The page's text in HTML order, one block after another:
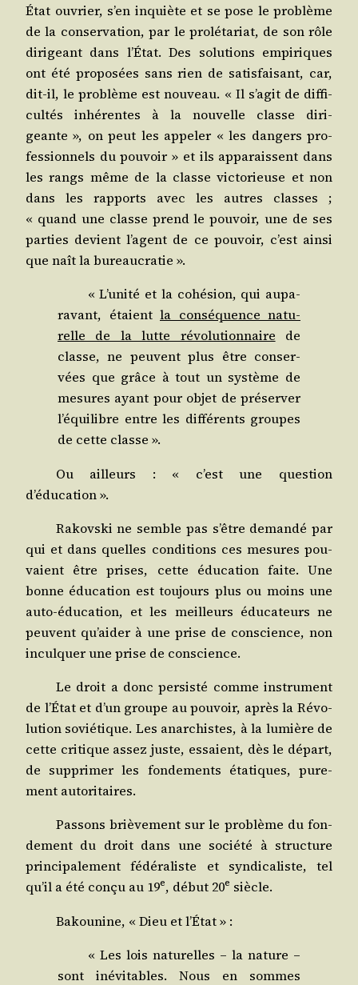
État ouvrier, s’en inquiète et se pose le pro­blème
de la conser­va­tion, par le pro­lé­ta­riat, de son rôle
diri­geant dans l’État. Des solu­tions empi­riques
ont été pro­po­sées sans rien de satis­fai­sant, car,
dit-il, le pro­blème est nou­veau. « Il s’agit de dif­fi­
cul­tés inhé­rentes à la nou­velle classe diri­
geante », on peut les appe­ler « les dan­gers pro­
fes­sion­nels du pou­voir » et ils appa­raissent dans
les rangs même de la classe vic­to­rieuse et non
dans les rap­ports avec les autres classes ;
« quand une classe prend le pou­voir, une de ses
par­ties devient l’agent de ce pou­voir, c’est ain­si
que naît la bureaucratie ».
« L’unité et la cohé­sion, qui aupa­
ra­vant, étaient la consé­quence natu­
relle de la lutte révo­lu­tion­naire de
classe, ne peuvent plus être conser­
vées que grâce à tout un sys­tème de
mesures ayant pour objet de pré­ser­ver
l’équilibre entre les dif­fé­rents groupes
de cette classe ».
Ou ailleurs : « c’est une ques­tion
d’éducation ».
Rakovs­ki ne semble pas s’être deman­dé par
qui et dans quelles condi­tions ces mesures pou­
vaient être prises, cette édu­ca­tion faite. Une
bonne édu­ca­tion est tou­jours plus ou moins une
auto-édu­ca­tion, et les meilleurs édu­ca­teurs ne
peuvent qu’aider à une prise de conscience, non
incul­quer une prise de conscience.
Le droit a donc per­sis­té comme ins­tru­ment
de l’État et d’un groupe au pou­voir, après la Révo­
lu­tion sovié­tique. Les anar­chistes, à la lumière de
cette cri­tique assez juste, essaient, dès le départ,
de sup­pri­mer les fon­de­ments éta­tiques, pure­
ment autoritaires.
Pas­sons briè­ve­ment sur le pro­blème du fon­
de­ment du droit dans une socié­té à struc­ture
prin­ci­pa­le­ment fédé­ra­liste et syn­di­ca­liste, tel
qu’il a été conçu au 19e, début 20e siècle.
Bakou­nine, « Dieu et l’État » :
« Les lois natu­relles – la nature –
sont inévi­tables. Nous en sommes